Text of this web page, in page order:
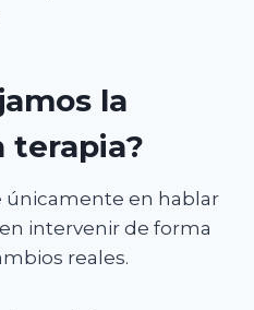
la
terapia?
únicamente en hablar
intervenir de forma
reales.